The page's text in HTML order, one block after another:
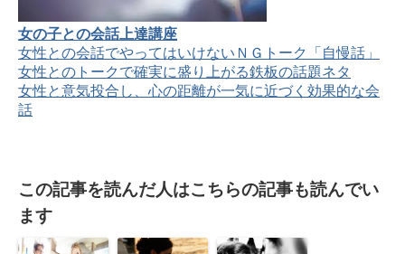
女の子との会話上達講座
女性との会話でやってはいけないＮＧトーク「自慢話」
女性とのトークで確実に盛り上がる鉄板の話題ネタ
女性と意気投合し、心の距離が一気に近づく効果的な会
話
この記事を読んだ人はこちらの記事も読んでい
ます